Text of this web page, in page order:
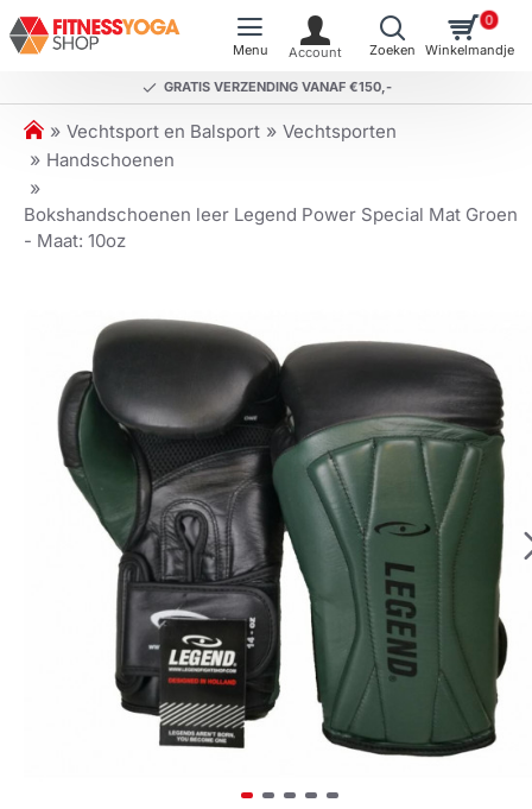
GRATIS VERZENDING VANAF €150,-
0
h
o
e
Vechtsport en Balsport
Vechtsporten
Handschoenen
Bokshandschoenen leer Legend Power Special Mat Groen
- Maat: 10oz